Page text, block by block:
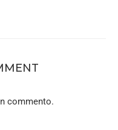
commento.